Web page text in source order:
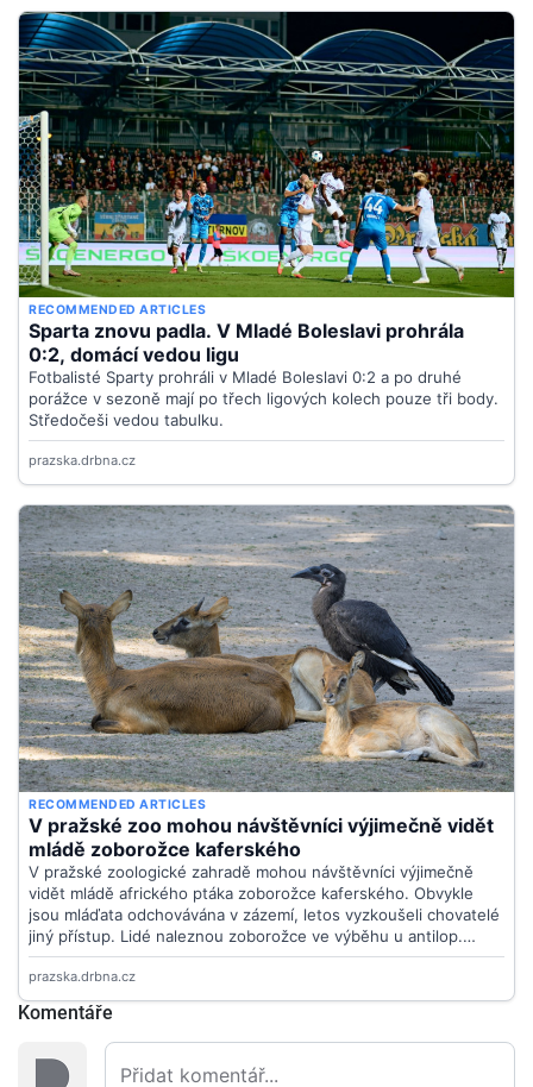
Komentáře